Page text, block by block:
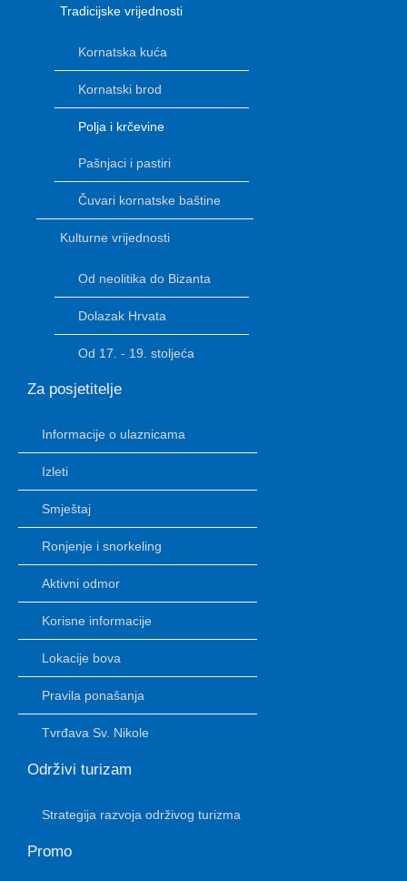
Tradicijske vrijednosti
Kornatska kuća
Kornatski brod
Polja i krčevine
Pašnjaci i pastiri
Čuvari kornatske baštine
Kulturne vrijednosti
Od neolitika do Bizanta
Dolazak Hrvata
Od 17. - 19. stoljeća
Za posjetitelje
Informacije o ulaznicama
Izleti
Smještaj
Ronjenje i snorkeling
Aktivni odmor
Korisne informacije
Lokacije bova
Pravila ponašanja
Tvrđava Sv. Nikole
Održivi turizam
Strategija razvoja održivog turizma
Promo